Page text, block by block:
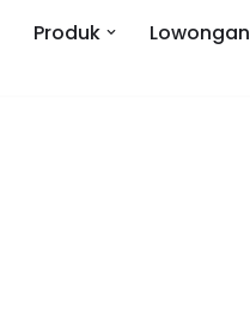
Produk
Lowongan